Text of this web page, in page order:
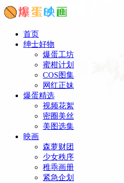
首页
绅士好物
爆蛋工坊
蜜柑计划
COS图集
网红正妹
爆蛋精选
视频花絮
密圈美丝
美图选集
映画
森萝财团
少女秩序
稚乖画册
紧急企划